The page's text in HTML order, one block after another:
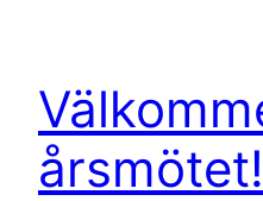
årsmötet!